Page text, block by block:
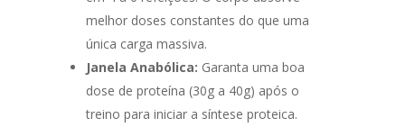
melhor doses constantes do que uma
única carga massiva.
Janela Anabólica: Garanta uma boa
dose de proteína (30g a 40g) após o
treino para iniciar a síntese proteica.